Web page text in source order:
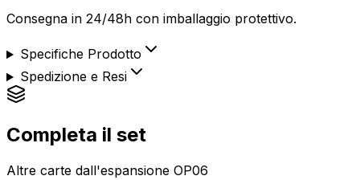
Consegna in 24/48h con imballaggio protettivo.
Specifiche Prodotto
Spedizione e Resi
Completa il set
Altre carte dall'espansione OP06